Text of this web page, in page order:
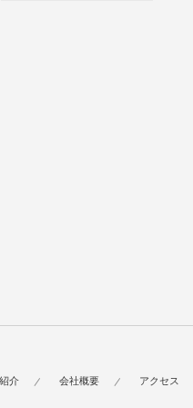
介 会社概要 アクセス